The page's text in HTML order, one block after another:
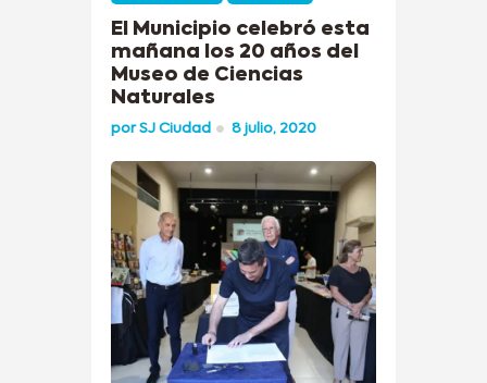
El Municipio celebró esta
mañana los 20 años del
Museo de Ciencias
Naturales
porSJ Ciudad 8 julio, 2020